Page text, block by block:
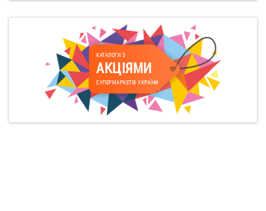
КАТАЛОГИ З
АКЦІЯМИ
СУПЕРМАРКЕТІВ УКРАЇНИ